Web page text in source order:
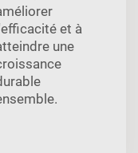
et à
une